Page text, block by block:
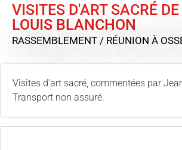
VISITES D'ART SACRÉ
LOUIS BLANCHON
RASSEMBLEMENT / RÉUNION À
Visites d'art sacré, commentées par
Transport non assuré.